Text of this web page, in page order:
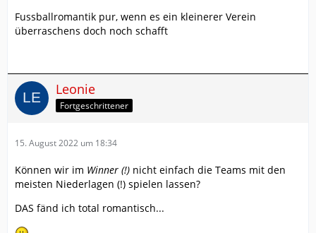
Fussballromantik pur, wenn es ein kleinerer Verein
überraschens doch noch schafft
Leonie
Fortgeschrittener
15. August 2022 um 18:34
Können wir im Winner (!) nicht einfach die Teams mit den
meisten Niederlagen (!) spielen lassen?
DAS fänd ich total romantisch...